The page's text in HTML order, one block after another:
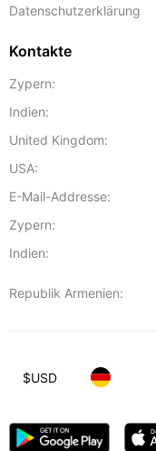
Datenschutzerklärung
Kontakte
Zypern:
Indien:
United Kingdom:
USA:
E-Mail-Addresse:
Zypern:
Indien:
Republik Armenien:
$USD